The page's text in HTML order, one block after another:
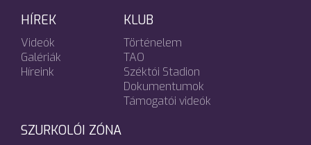
HÍREK
Videók
Galériák
Híreink
KLUB
Történelem
TAO
Széktói Stadion
Dokumentumok
Támogatói videók
SZURKOLÓI ZÓNA